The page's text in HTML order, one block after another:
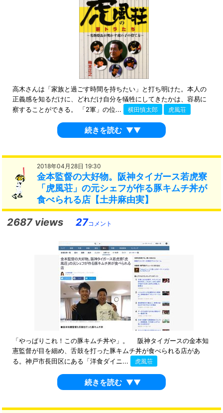
高木さんは「家族と過ごす時間を持ちたい」と打ち明けた。本人の
正義感を知るだけに、どれだけ自分を犠牲にしてきたかは、容易に
察することができる。 「2軍」の位...
横田慎太郎 虎風荘
続きを読む ▼▼
2018年04月28日 19:30
金本監督の大好物。阪神タイガース若虎寮
「虎風荘」の元シェフが作る豚キムチ丼が
食べられる店【土井麻由実】
2687 views 27コメント
「やっぱりこれ！この豚キムチ丼や」。 阪神タイガースの金本知
憲監督が目を細め、舌鼓を打った豚キムチ丼が食べられる店があ
る。神戸市長田区にある「洋食ダイニ...
虎風荘
続きを読む ▼▼